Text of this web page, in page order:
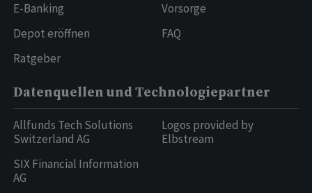
E-Banking
Depot eröffnen
Ratgeber
Vorsorge
FAQ
Datenquellen und Technologiepartner
Allfunds Tech Solutions
Switzerland AG
SIX Financial Information
AG
Logos provided by
Elbstream